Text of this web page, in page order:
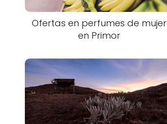
Ofertas en perfumes de mujer
en Primor